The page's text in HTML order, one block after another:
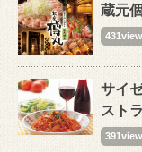
蔵元
431view
サイ
スト
391view